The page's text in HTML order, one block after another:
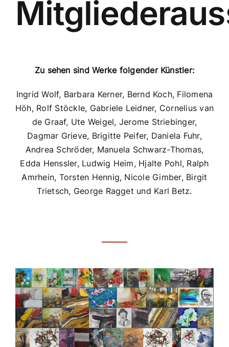
Ausstellungen
Zu sehen sind Werke folgender Künstler:
Ingrid Wolf, Barbara Kerner, Bernd Koch, Filomena
Höh, Rolf Stöckle, Gabriele Leidner, Cornelius van
de Graaf, Ute Weigel, Jerome Striebinger,
Dagmar Grieve, Brigitte Peifer, Daniela Fuhr,
Andrea Schröder, Manuela Schwarz-Thomas,
Edda Henssler, Ludwig Heim, Hjalte Pohl, Ralph
Amrhein, Torsten Hennig, Nicole Gimber, Birgit
Trietsch, George Ragget und Karl Betz.